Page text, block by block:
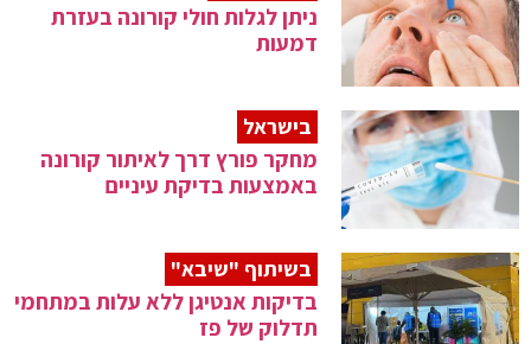
ניתן לגלות חולי קורונה בעזרת
דמעות
בישראל
מחקר פורץ דרך לאיתור קורונה
באמצעות בדיקת עיניים
בשיתוף "שיבא"
בדיקות אנטיגן ללא עלות במתחמי
תדלוק של פז